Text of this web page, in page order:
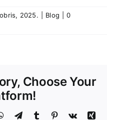
2025. Blog
0
Choose Your
WhatsApp
TelegramTumblr Pinterest
Vk
Xing